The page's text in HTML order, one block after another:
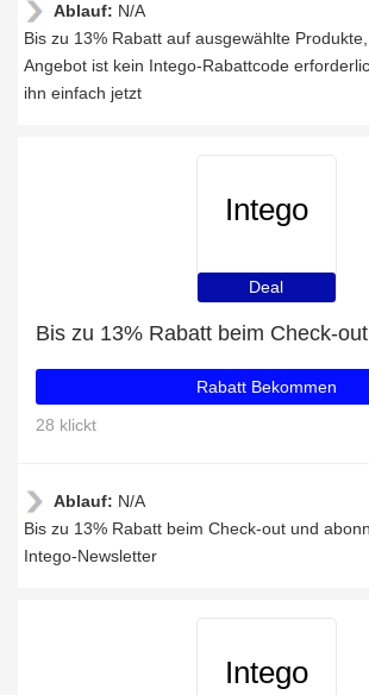
Ablauf: N/A
Bis zu 13% Rabatt auf ausgewählte
Angebot ist kein Intego-Rabattcode
ihn einfach jetzt
Intego
Deal
Bis zu 13% Rabatt beim Check-out
Rabatt Bekommen
28 klickt
Ablauf: N/A
Bis zu 13% Rabatt beim Check-out und
Intego-Newsletter
Intego